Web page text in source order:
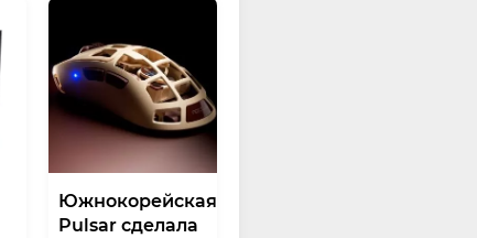
Южнокорейская
Pulsar сделала